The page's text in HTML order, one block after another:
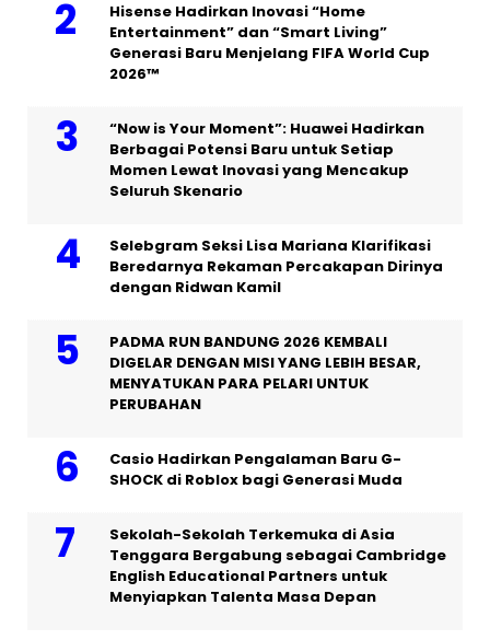
Hisense Hadirkan Inovasi “Home
Entertainment” dan “Smart Living”
Generasi Baru Menjelang FIFA World Cup
2026™
“Now is Your Moment”: Huawei Hadirkan
Berbagai Potensi Baru untuk Setiap
Momen Lewat Inovasi yang Mencakup
Seluruh Skenario
Selebgram Seksi Lisa Mariana Klarifikasi
Beredarnya Rekaman Percakapan Dirinya
dengan Ridwan Kamil
PADMA RUN BANDUNG 2026 KEMBALI
DIGELAR DENGAN MISI YANG LEBIH BESAR,
MENYATUKAN PARA PELARI UNTUK
PERUBAHAN
Casio Hadirkan Pengalaman Baru G-
SHOCK di Roblox bagi Generasi Muda
Sekolah-Sekolah Terkemuka di Asia
Tenggara Bergabung sebagai Cambridge
English Educational Partners untuk
Menyiapkan Talenta Masa Depan